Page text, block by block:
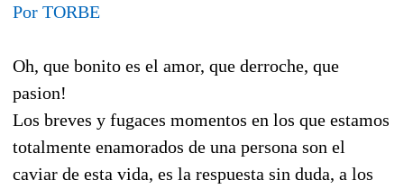
Por TORBE
Oh, que bonito es el amor, que derroche, que
pasion!
Los breves y fugaces momentos en los que estamos
totalmente enamorados de una persona son el
caviar de esta vida, es la respuesta sin duda, a los